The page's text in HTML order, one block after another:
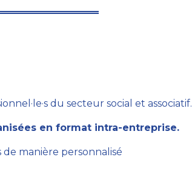
du secteur social et associatif.
en format intra-entreprise.
de manière personnalisé